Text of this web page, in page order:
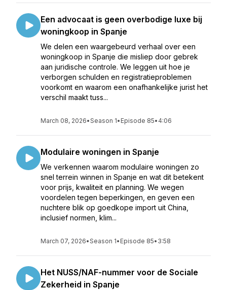
Een advocaat is geen overbodige luxe bij
woningkoop in Spanje
We delen een waargebeurd verhaal over een
woningkoop in Spanje die misliep door gebrek
aan juridische controle. We leggen uit hoe je
verborgen schulden en registratieproblemen
voorkomt en waarom een onafhankelijke jurist het
verschil maakt tuss...
March 08, 2026•Season 1• Episode 85• 4:06
Modulaire woningen in Spanje
We verkennen waarom modulaire woningen zo
snel terrein winnen in Spanje en wat dit betekent
voor prijs, kwaliteit en planning. We wegen
voordelen tegen beperkingen, en geven een
nuchtere blik op goedkope import uit China,
inclusief normen, klim...
March 07, 2026•Season 1• Episode 85• 3:58
Het NUSS/NAF-nummer voor de Sociale
Zekerheid in Spanje